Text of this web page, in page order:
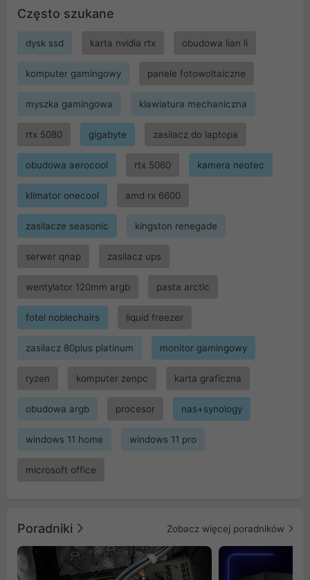
Często szukane
dysk ssd karta nvidia rtx obudowa lian li
komputer gamingowy panele fotowoltaiczne
myszka gamingowa klawiatura mechaniczna
rtx 5080 gigabyte zasilacz do laptopa
obudowa aerocool rtx 5060 kamera neotec
klimator onecool amd rx 6600
zasilacze seasonic kingston renegade
serwer qnap zasilacz ups
wentylator 120mm argb pasta arctic
fotel noblechairs liquid freezer
zasilacz 80plus platinum monitor gamingowy
ryzen komputer zenpc karta graficzna
obudowa argb procesor nas+synology
windows 11 home windows 11 pro
microsoft office
Poradniki Zobacz więcej poradników